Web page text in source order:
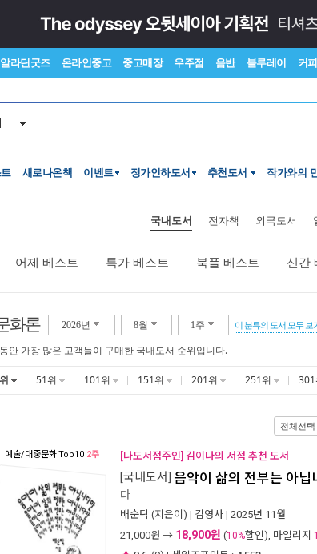
알라딘굿즈 온라인중고 중고매장 우주점 음반 블루레이 커피
새로나온책 이벤트 정가인하도서 추천도서 작가와의
국내도서 전자책 외국도서
어제 베스트 특가 베스트 북플 베스트 신간
화론 2026년 8월 1주 이 분류의 도서 모두 보
안 가장 많은 고객들이 구매한 국내도서 순위입니다.
51위 101위 151위 201위 251위 301
전체선택
예술/대중문화Top10 2주 [나도서점주인] 김이나의 서점 추천 도서
[국내도서] 음악이 삶의 전부는 아닙
다
배순탁 (지은이) | 김영사 | 2025년 11월
21,000원 → 18,900원 (10%할인), 마일리지